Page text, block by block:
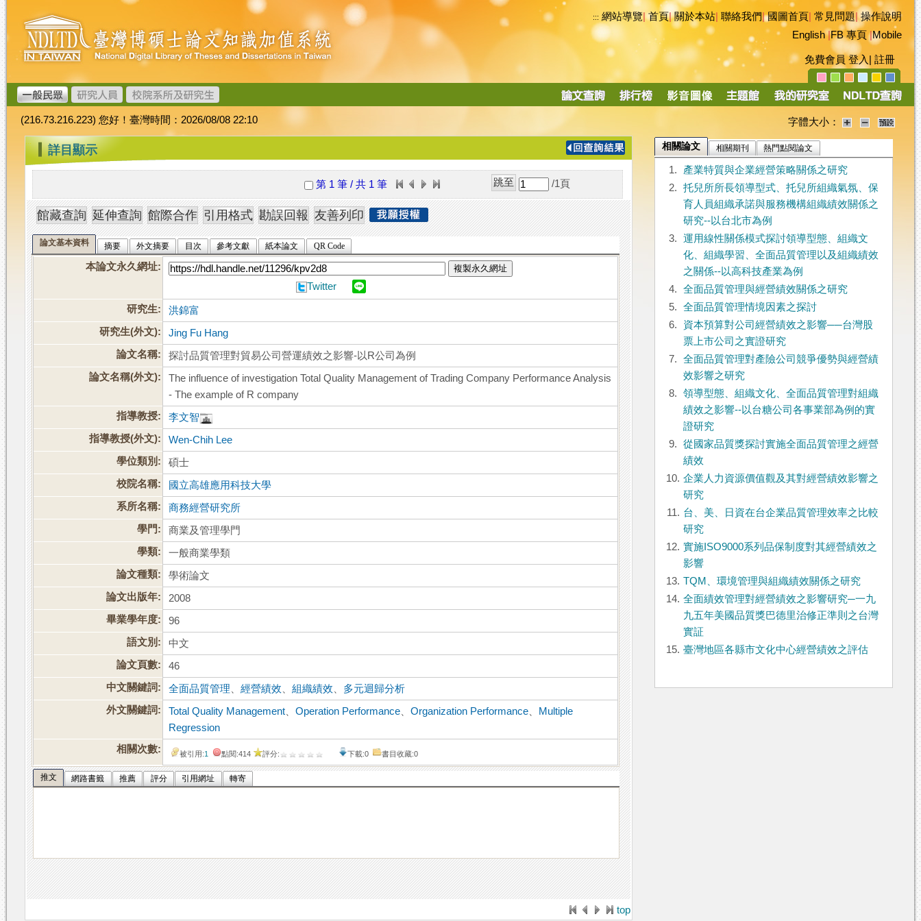
跳
到
主
要
內
容
臺
灣
博
碩
士
論
文
加
值
系
統
::: 網站導覽|首頁|關於本站 聯絡我們|國圖首頁 常見問題|操作說明
English|FB 專頁|Mobile
免費會員 登入 註冊
導
(216.73.216.223) 您好！臺灣時間：2026/08/08 22:10 字體大小：
::: 詳目顯示
第 1 筆 / 共 1 筆 /1 頁
論文基本資料 摘要 外文摘要 目次 參考文獻 紙本論文 QR Code
本論文永久網址: 複製永久網址
Twitter
研究生:
洪錦富
研究生(外文):
Jing Fu Hang
論文名稱:
探討品質管理對貿易公司營運績效之影響-以R公司為例
論文名稱(外文):
The influence of investigation Total Quality Management of Trading Company Performance Analysis
- The example of R company
指導教授:
李文智
指導教授(外文):
Wen-Chih Lee
學位類別:
碩士
校院名稱:
國立高雄應用科技大學
系所名稱:
商務經營研究所
學門:
商業及管理學門
學類:
一般商業學類
論文種類:
學術論文
論文出版年:
2008
畢業學年度:
96
語文別:
中文
論文頁數:
46
中文關鍵詞:
全面品質管理 、經營績效 、組織績效
多元迴歸分析
外文關鍵詞:
Total Quality Management 、Operation Performance 、Organization Performance
Multiple
Regression
相關次數:
被引用:1 點閱:414 評分: 下載:0 書目收藏:0
推文 網路書籤 推薦 評分 引用網址 轉寄
top
相關論文 相關期刊 熱門點閱論文
1.
產業特質與企業經營策略關係之研究
2.
托兒所所長領導型式、托兒所組織氣氛、保
育人員組織承諾與服務機構組織績效關係之
研究--以台北市為例
3.
運用線性關係模式探討領導型態、組織文
化、組織學習、全面品質管理以及組織績效
之關係--以高科技產業為例
4.
全面品質管理與經營績效關係之研究
5.
全面品質管理情境因素之探討
6.
資本預算對公司經營績效之影響──台灣股
票上市公司之實證研究
7.
全面品質管理對產險公司競爭優勢與經營績
效影響之研究
8.
領導型態、組織文化、全面品質管理對組織
績效之影響--以台糖公司各事業部為例的實
證研究
9.
從國家品質獎探討實施全面品質管理之經營
績效
10. 企業人力資源價值觀及其對經營績效影響之
研究
11. 台、美、日資在台企業品質管理效率之比較
研究
12. 實施ISO9000系列品保制度對其經營績效之
影響
13. TQM、環境管理與組織績效關係之研究
14. 全面績效管理對經營績效之影響研究─一九
九五年美國品質獎巴德里治修正準則之台灣
實証
15. 臺灣地區各縣市文化中心經營績效之評估